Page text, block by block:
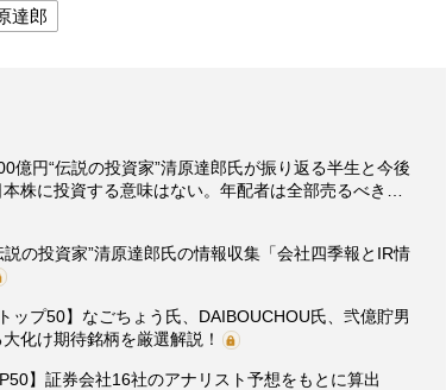
達郎
円“伝説の投資家”清原達郎氏が振り返る半生と今後
株に投資する意味はない。年配者は全部売るべき…
の投資家”清原達郎氏の情報収集「会社四季報とIR情
ップ50】なごちょう氏、DAIBOUCHOU氏、弐億貯男
化け期待銘柄を厳選解説！
】証券会社16社のアナリスト予想をもとに算出